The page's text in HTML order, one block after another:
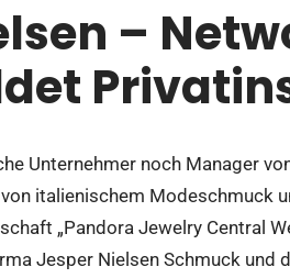
–
Unternehmer noch Manager
italienischem Modeschmuck
„Pandora Jewelry Central
Jesper Nielsen Schmuck und